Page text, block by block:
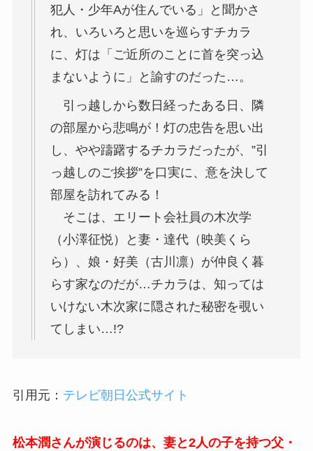
犯人・少年Aが住んでいる」と聞かさ
れ、いろいろと思いを巡らすチカラ
に、灯は「ご近所のことに首を突っ込
まないように」と諭すのだった…。
引っ越しから数日経ったある日、隣
の部屋から悲鳴が！灯の忠告を思い出
し、やや躊躇するチカラだったが、”引
っ越しのご挨拶”を口実に、意を決して
部屋を訪れてみる！
そこは、エリート会社員の木次学
（小澤征悦）
と妻・ 達代（映美くら
ら）
、娘・ 好美（古川凛） が仲良く暮
らす家なのだが…チカラは、知っては
いけない木次家に隠された秘密を覗い
てしまい…!?
引用元： テレビ朝日公式サイト
松本潤さんが演じるのは、妻と2人の子を持つ父・